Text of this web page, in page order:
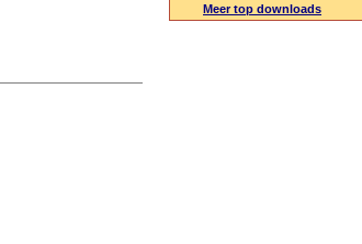
Meer top downloads